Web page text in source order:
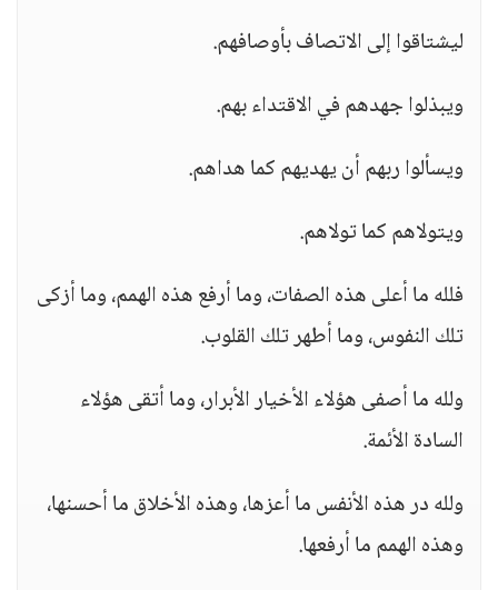
ليشتاقوا إلى الاتصاف بأوصافهم.
ويبذلوا جهدهم في الاقتداء بهم.
ويسألوا ربهم أن يهديهم كما هداهم.
ويتولاهم كما تولاهم.
فلله ما أعلى هذه الصفات، وما أرفع هذه الهمم، وما أزكى
تلك النفوس، وما أطهر تلك القلوب.
ولله ما أصفى هؤلاء الأخيار الأبرار، وما أتقى هؤلاء
السادة الأئمة.
ولله در هذه الأنفس ما أعزها، وهذه الأخلاق ما أحسنها،
وهذه الهمم ما أرفعها.